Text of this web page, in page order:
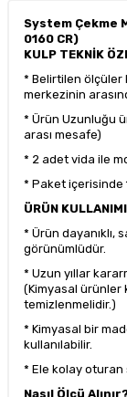
System Çekme
0160 CR)
KULP TEKNİK
* Belirtilen ölçüler
merkezinin
* Ürün Uzunluğu
arası mesafe)
* 2 adet vida ile
* Paket içerisinde
ÜRÜN KULLANIMI
* Ürün dayanıklı,
görünümlüdür.
* Uzun yıllar
(Kimyasal ürünler
temizlenmelidir.)
* Kimyasal bir
kullanılabilir.
* Ele kolay oturan
Nasıl Ölçü